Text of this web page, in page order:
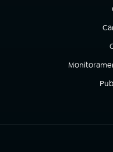
(abre em